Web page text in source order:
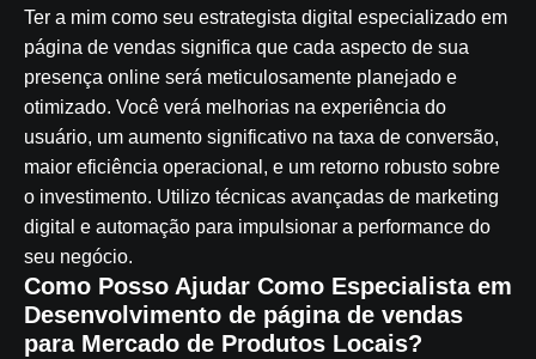
Ter a mim como seu estrategista digital especializado em
página de vendas significa que cada aspecto de sua
presença online será meticulosamente planejado e
otimizado. Você verá melhorias na experiência do
usuário, um aumento significativo na taxa de conversão,
maior eficiência operacional, e um retorno robusto sobre
o investimento. Utilizo técnicas avançadas de marketing
digital e automação para impulsionar a performance do
seu negócio.
Como Posso Ajudar Como Especialista em
Desenvolvimento de página de vendas
para Mercado de Produtos Locais?